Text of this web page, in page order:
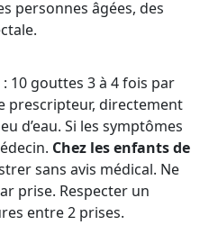
personnes âgées, des
: 10 gouttes 3 à 4 fois par
prescripteur, directement
d’eau. Si les symptômes
Chez les enfants de
sans avis médical. Ne
prise. Respecter un
entre 2 prises.